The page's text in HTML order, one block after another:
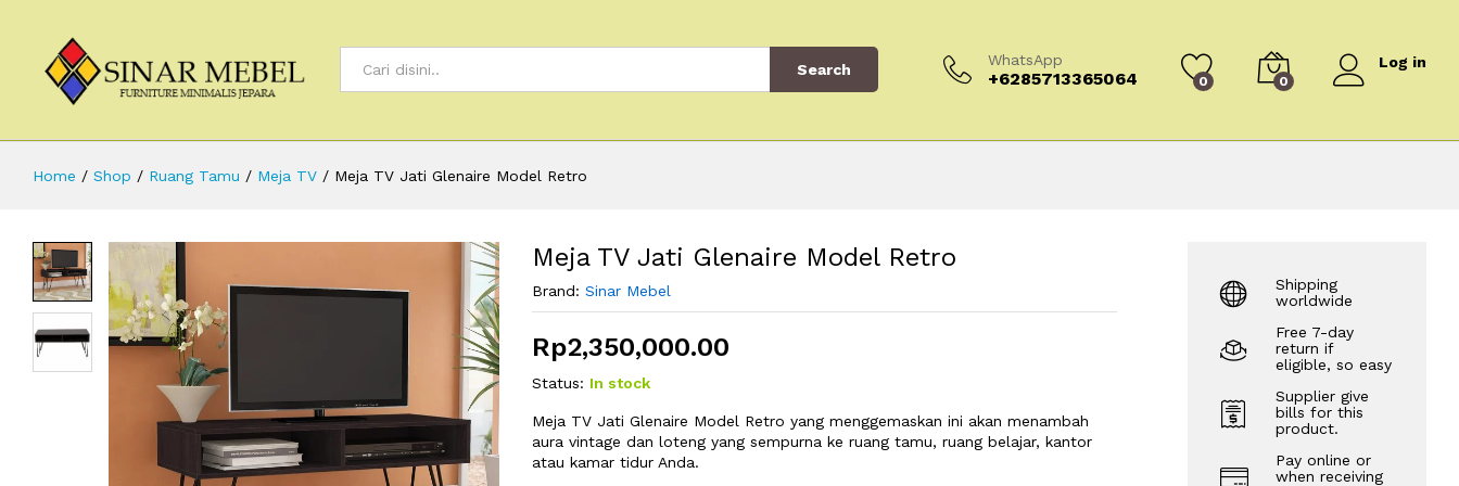
Search
WhatsApp
+6285713365064 0 0
Log in
Home / Shop / Ruang Tamu / Meja TV / Meja TV Jati Glenaire Model Retro
Meja TV Jati Glenaire Model Retro
Brand: Sinar Mebel
Rp2,350,000.00
Status: In stock
Meja TV Jati Glenaire Model Retro yang menggemaskan ini akan menambah
aura vintage dan loteng yang sempurna ke ruang tamu, ruang belajar, kantor
atau kamar tidur Anda.
Shipping
worldwide
Free 7-day
return if
eligible, so easy
Supplier give
bills for this
product.
Pay online or
when receiving